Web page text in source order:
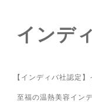
インデ
【インディバ社認定
至福の温熱美容イン